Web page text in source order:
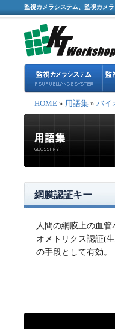
監視カメラシステム、監視カメ
HOME » 用語集 » バイ
網膜認証キー
人間の網膜上の血
オメトリクス認証(
の手段として有効。